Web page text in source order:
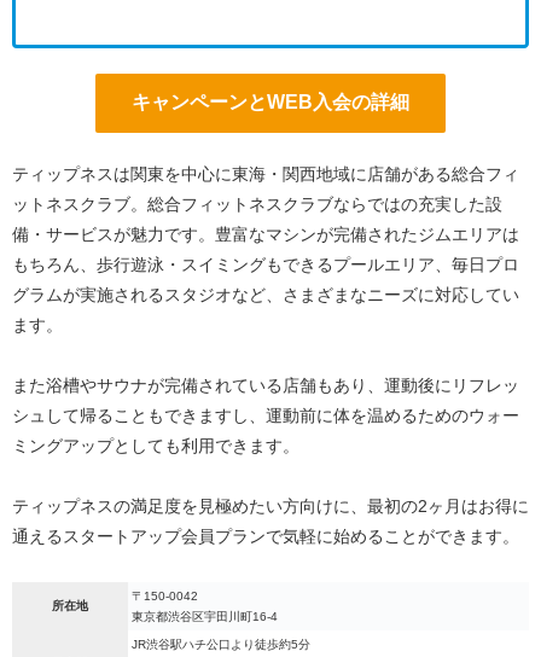
キャンペーンとWEB入会の詳細
ティップネスは関東を中心に東海・関西地域に店舗がある総合フィ
ットネスクラブ。総合フィットネスクラブならではの充実した設
備・サービスが魅力です。豊富なマシンが完備されたジムエリアは
もちろん、歩行遊泳・スイミングもできるプールエリア、毎日プロ
グラムが実施されるスタジオなど、さまざまなニーズに対応してい
ます。
また浴槽やサウナが完備されている店舗もあり、運動後にリフレッ
シュして帰ることもできますし、運動前に体を温めるためのウォー
ミングアップとしても利用できます。
ティップネスの満足度を見極めたい方向けに、最初の2ヶ月はお得に
通えるスタートアップ会員プランで気軽に始めることができます。
所在地
〒150-0042
東京都渋谷区宇田川町16-4
JR渋谷駅ハチ公口より徒歩約5分